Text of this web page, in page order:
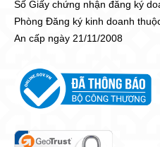
Số Giấy chứng nhận đăng ký
Phòng Đăng ký kinh doanh
An cấp ngày 21/11/2008